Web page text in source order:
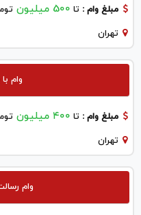
مبلغ وام : تا 500 میلیون
تهران
وام
مبلغ وام : تا ۴۰۰ میلیون
تهران
وام رسالت ۵۰۰